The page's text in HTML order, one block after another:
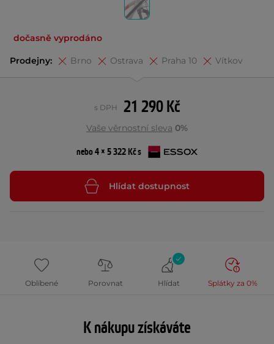
dočasně vyprodáno
Prodejny: Brno Ostrava Praha 10 Vítkov
21 290 Kč
s DPH
Vaše věrnostní sleva 0%
nebo 4 × 5 322 Kč s
Hlídat dostupnost
Oblíbené Porovnat Hlídat Splátky za 0%
K nákupu získáváte